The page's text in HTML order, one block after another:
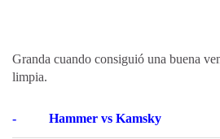
Granda cuando consiguió una buena
limpia.
- Hammer vs Kamsky